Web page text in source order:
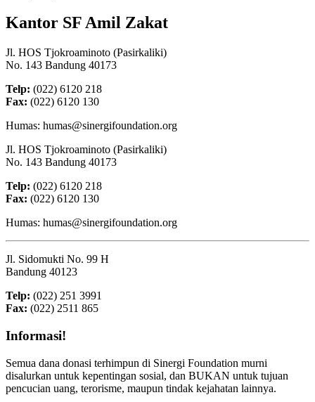
Kantor SF Amil Zakat
Jl. HOS Tjokroaminoto (Pasirkaliki)
No. 143 Bandung 40173
Telp: (022) 6120 218
Fax: (022) 6120 130
Humas: humas@sinergifoundation.org
Jl. HOS Tjokroaminoto (Pasirkaliki)
No. 143 Bandung 40173
Telp: (022) 6120 218
Fax: (022) 6120 130
Humas: humas@sinergifoundation.org
Jl. Sidomukti No. 99 H
Bandung 40123
Telp: (022) 251 3991
Fax: (022) 2511 865
Informasi!
Semua dana donasi terhimpun di Sinergi Foundation murni
disalurkan untuk kepentingan sosial, dan BUKAN untuk tujuan
pencucian uang, terorisme, maupun tindak kejahatan lainnya.